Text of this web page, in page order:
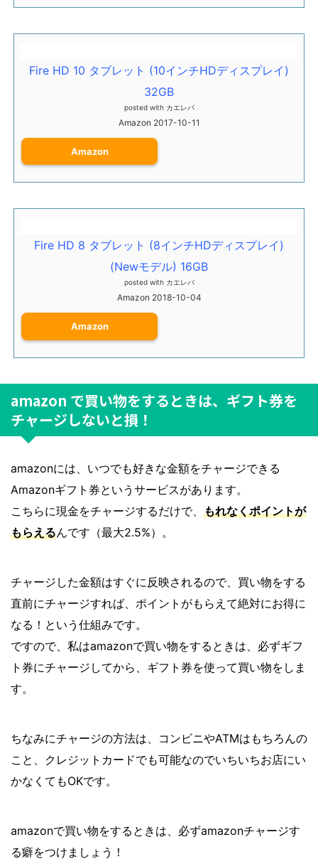
Fire HD 10 タブレット (10インチHDディスプレイ)
32GB
posted with カエレバ
Amazon 2017-10-11
Amazon
Fire HD 8 タブレット (8インチHDディスプレイ)
(Newモデル) 16GB
posted with カエレバ
Amazon 2018-10-04
Amazon
amazon で買い物をするときは、ギフト券を
チャージしないと損！
amazonには、いつでも好きな金額をチャージできる
Amazonギフト券というサービスがあります。
こちらに現金をチャージするだけで、 もれなくポイントが
もらえるんです（最大2.5%）。
チャージした金額はすぐに反映されるので、買い物をする
直前にチャージすれば、ポイントがもらえて絶対にお得に
なる！という仕組みです。
ですので、私はamazonで買い物をするときは、必ずギフ
ト券にチャージしてから、ギフト券を使って買い物をしま
す。
ちなみにチャージの方法は、コンビニやATMはもちろんの
こと、クレジットカードでも可能なのでいちいちお店にい
かなくてもOKです。
amazonで買い物をするときは、必ずamazonチャージす
る癖をつけましょう！